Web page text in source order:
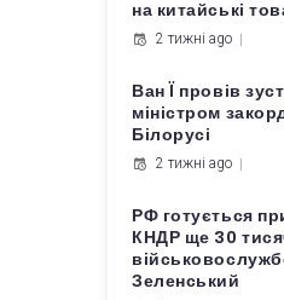
на китайські
2 тижні ago
Ван Ї провів
міністром
Білорусі
2 тижні ago
РФ готується
КНДР ще 30
Зеленський